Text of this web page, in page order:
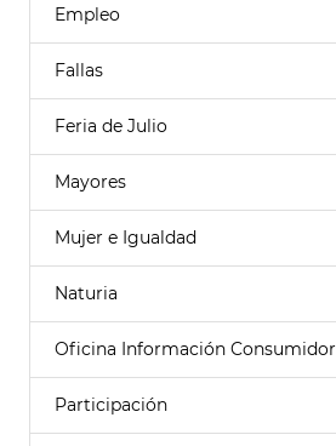
Empleo
Fallas
Feria de Julio
Mayores
Mujer e Igualdad
Naturia
Oficina Información Consumidor
Participación